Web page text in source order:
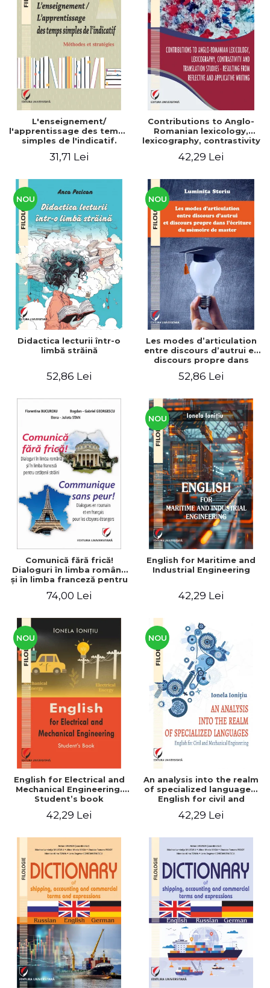
L'enseignement/
l'apprentissage des temps
simples de l'indicatif.
31,71 Lei
Contributions to Anglo-
Romanian lexicology,
lexicography, contrastivity
Resulting from reflective
42,29 Lei
NOU
Didactica lecturii într-o
limbă străină
52,86 Lei
NOU
Les modes d’articulation
entre discours d’autrui et
discours propre dans
master
52,86 Lei
Comunică fără frică!
Dialoguri în limba română
şi în limba franceză pentru
străini/Communique sans
roumain et en français
pour les citoyens
étrangers
74,00 Lei
NOU
English for Maritime and
Industrial Engineering
42,29 Lei
NOU
English for Electrical and
Mechanical Engineering.
Student’s book
42,29 Lei
NOU
An analysis into the realm
of specialized languages.
English for civil and
42,29 Lei